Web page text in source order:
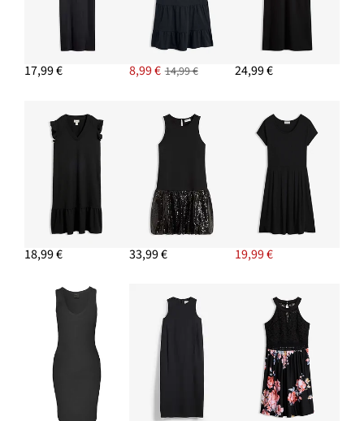
17,99 € 8,99 € 14,99 € 24,99 €
18,99 € 33,99 € 19,99 €